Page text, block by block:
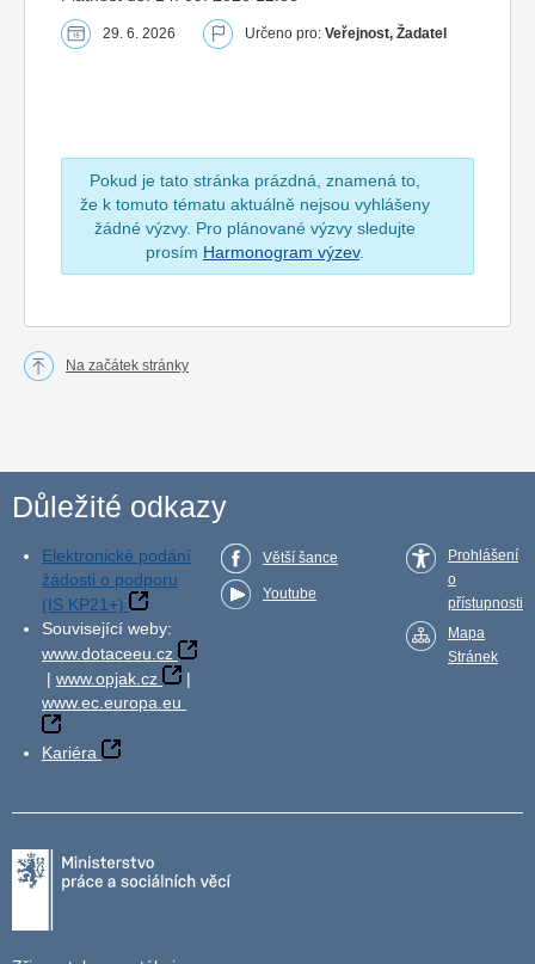
29. 6. 2026 Určeno pro: Veřejnost, Žadatel
Pokud je tato stránka prázdná, znamená to,
že k tomuto tématu aktuálně nejsou vyhlášeny
žádné výzvy. Pro plánované výzvy sledujte
prosím Harmonogram výzev.
Na začátek stránky
Důležité odkazy
Elektronické podání
žádosti o podporu
(IS KP21+)
Související weby:
www.dotaceeu.cz
| www.opjak.cz
|
www.ec.europa.eu
Kariéra
Větší šance
Youtube
Prohlášení
o
přístupnosti
Mapa
Stránek